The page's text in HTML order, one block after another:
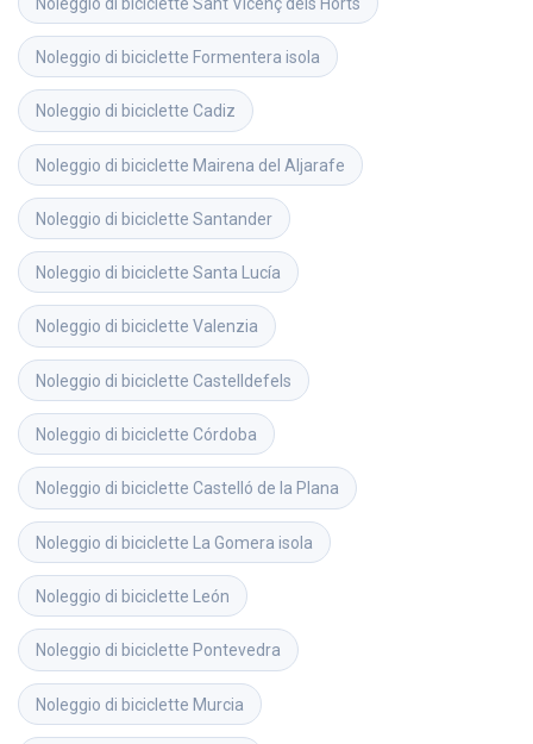
Noleggio di biciclette Formentera isola
Noleggio di biciclette Cadiz
Noleggio di biciclette Mairena del Aljarafe
Noleggio di biciclette Santander
Noleggio di biciclette Santa Lucía
Noleggio di biciclette Valenzia
Noleggio di biciclette Castelldefels
Noleggio di biciclette Córdoba
Noleggio di biciclette Castelló de la Plana
Noleggio di biciclette La Gomera isola
Noleggio di biciclette León
Noleggio di biciclette Pontevedra
Noleggio di biciclette Murcia